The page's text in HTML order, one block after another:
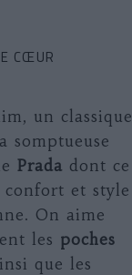
CŒUR
un classique
somptueuse
Prada dont ce
et style
On aime
les poches
que les